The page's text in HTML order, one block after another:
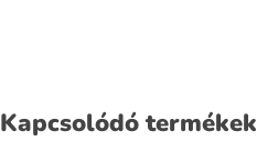
Kapcsolódó termékek